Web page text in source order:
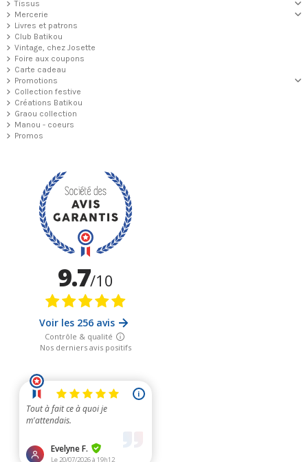
Tissus
Mercerie
Livres et patrons
Club Batikou
Vintage, chez Josette
Foire aux coupons
Carte cadeau
Promotions
Collection festive
Créations Batikou
Graou collection
Manou - coeurs
Promos